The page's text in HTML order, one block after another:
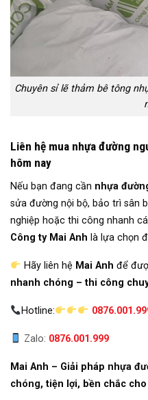
Chuyên sỉ lẽ thảm bê tông
Liên hệ mua nhựa đường
hôm nay
Nếu bạn đang cần nhựa
sửa đường nội bộ, bảo trì sân
nghiệp hoặc thi công nhanh
Công ty Mai Anh là lựa chọn
Hãy liên hệ Mai Anh để
nhanh chóng – thi công
Hotline:
Zalo: 0876.001.999
Mai Anh – Giải pháp nhựa
chóng, tiện lợi, bền chắc